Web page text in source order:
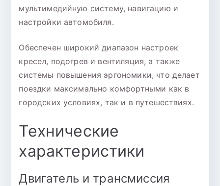
мультимедийную систему, навигацию и
настройки автомобиля.
Обеспечен широкий диапазон настроек
кресел, подогрев и вентиляция, а также
системы повышения эргономики, что делает
поездки максимально комфортными как в
городских условиях, так и в путешествиях.
Технические
характеристики
Двигатель и трансмиссия